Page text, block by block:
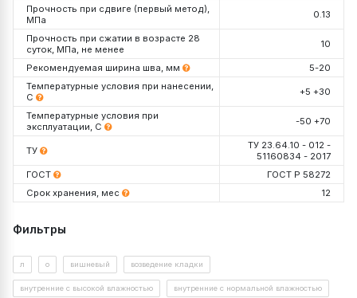
Прочность при сдвиге (первый метод),
МПа
0.13
Прочность при сжатии в возрасте 28
суток, МПа, не менее
10
Рекомендуемая ширина шва, мм
5-20
Температурные условия при нанесении,
С
+5 +30
Температурные условия при
эксплуатации, С
-50 +70
ТУ
ТУ 23.64.10 - 012 -
51160834 - 2017
ГОСТ
ГОСТ Р 58272
Срок хранения, мес
12
Росаккредитации
https://pub.fsa.gov.ru/rds/declaration
Расход на 1 мм шва
Фильтры
л о вишневый возведение кладки
внутренние с высокой влажностью внутренние с нормальной влажностью